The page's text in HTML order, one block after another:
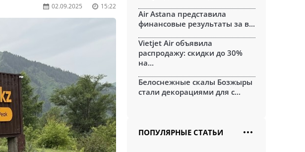
02.09.2025 15:22
Air Astana представила
финансовые результаты за в...
Vietjet Air объявила
распродажу: скидки до 30%
на...
Белоснежные скалы Бозжыры
стали декорациями для с...
ПОПУЛЯРНЫЕ СТАТЬИ